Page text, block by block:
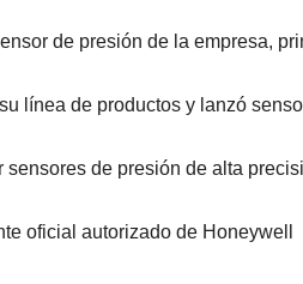
de presión de la empresa,
línea de productos y lanzó
sensores de presión de alta
oficial autorizado de Honeywell